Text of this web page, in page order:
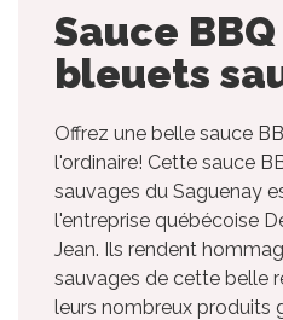
Sauce
bleuets
Offrez une belle sauce
l'ordinaire! Cette sauce
sauvages du Saguenay
l'entreprise québécoise
Jean. Ils rendent
sauvages de cette belle
leurs nombreux produits